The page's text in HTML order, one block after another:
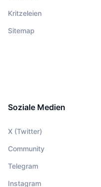
Kritzeleien
Sitemap
Soziale Medien
X (Twitter)
Community
Telegram
Instagram